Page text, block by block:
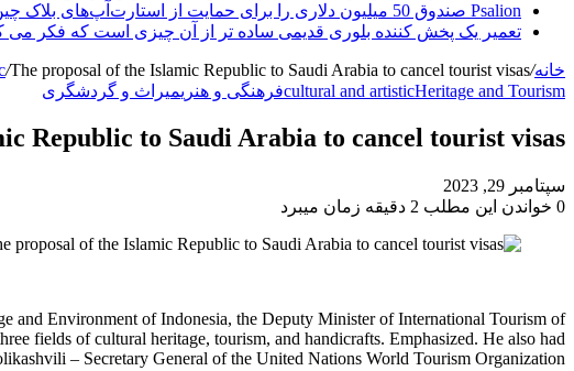
Psalion صندوق 50 میلیون دلاری را برای حمایت از استارت‌آپ‌های بلاک چین راه‌اندازی می‌کند، زیرا Web3 Adoption به جلو می‌رود.
تعمیر یک پخش کننده بلوری قدیمی ساده تر از آن چیزی است که فکر می
خانه/
/The proposal of the Islamic Republic to Saudi Arabia to cancel tourist visas
cultural and artisticHeritage and Tourism فرهنگی و هنریمیراث و گردشگری
Republic to Saudi Arabia to cancel tourist visas
سپتامبر 29, 2023
0 خواندن این مطلب 2 دقیقه زمان میبرد
and Environment of Indonesia, the Deputy Minister of International Tourism of
fields of cultural heritage, tourism, and handicrafts. Emphasized. He also had
– Secretary General of the United Nations World Tourism Organization.